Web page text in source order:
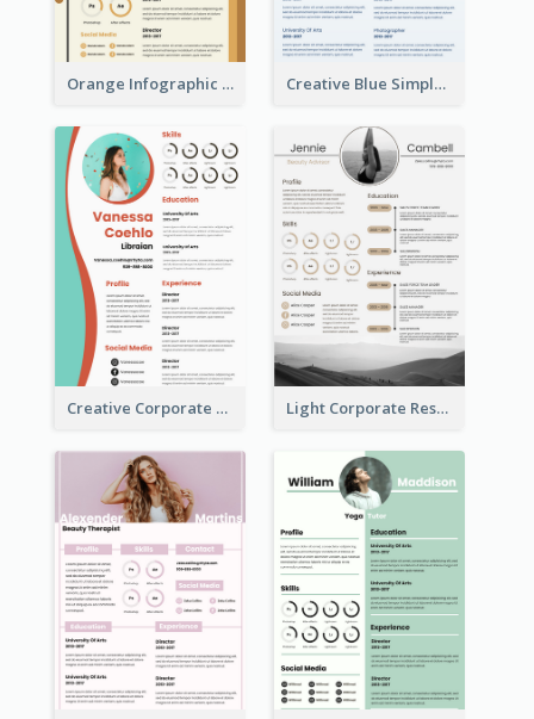
Orange Infographic Market Analyst Resume Creative Blue Simple Resume
Creative Corporate Teal Resume Light Corporate Resume